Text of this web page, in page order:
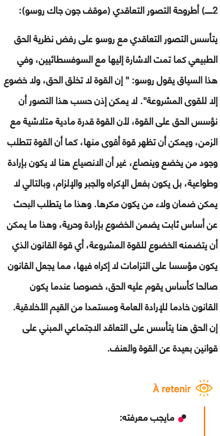
2ـــــ)
أطروحة التصور التعاقدي(موقف جون جاك روسو):
يتأسس التصور التعاقدي مع روسو على رفض نظرية الحق
الطبيعي كما تمت الاشارة إليها مع السوفسطائيين، وفي
هذا السياق يقول روسو: " إن القوة لا تخلق الحق، ولا خضوع
إلا للقوى المشروعة". لا يمكن إذن حسب هذا التصور أن
نؤسس الحق على القوة، لأن القوة قدرة مادية متلاشية مع
الزمن، ويمكن أن تظهر قوة أقوى منها، كما أن القوة تتطلب
وجود من يخضع وينصاع، غير أن الانصياع هنا لا يكون بإرادة
وطواعية، بل يكون بفعل الإكراه والجبر والإلزام، وبالتالي لا
يمكن ضمان ولاء من يكون مكرها. وهذا ما يتطلب البحث
عن أساس ثابت يضمن الخضوع بإرادة وحرية، وهذا ما يمكن
أن يتضمنه الخضوع للقوة المشروعة، أي قوة القانون الذي
يكون مؤسسا على التزامات لا إكراه فيها، مما يجعل القانون
صالحا كأساس يقوم عليه الحق، خصوصا عندما يكون
القانون خادما للإرادة العامة ومستمدا من القيم الأخلاقية.
إن الحق هنا يتأسس على التعاقد الاجتماعي المبني على
قوانين بعيدة عن القوة والعنف.
À retenir
مايجب معرفته: